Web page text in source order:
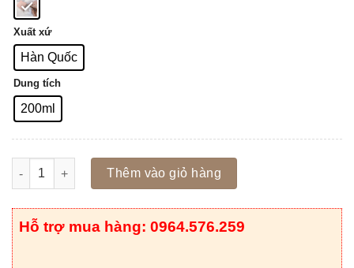
Xuất xứ
Hàn Quốc
Dung tích
200ml
Số lượng Thêm vào giỏ hàng
Hỗ trợ mua hàng: 0964.576.259